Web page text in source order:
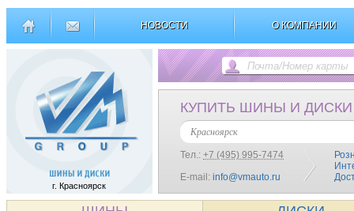
НОВОСТИ О КОМПАНИИ
г. Красноярск
КУПИТЬ ШИНЫ И ДИСКИ
Красноярск
Тел.: +7 (495) 995-7474
E-mail: info@vmauto.ru